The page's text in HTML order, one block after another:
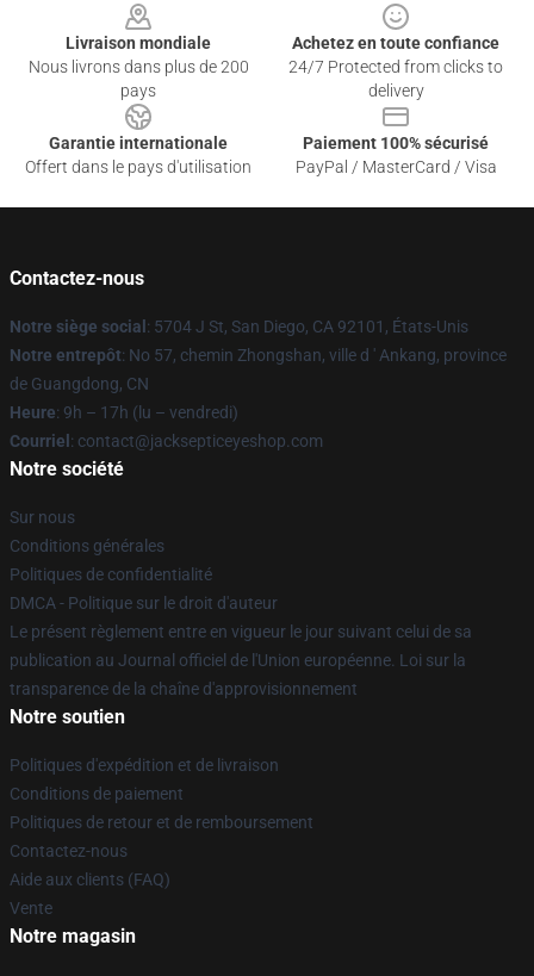
Livraison mondiale
Nous livrons dans plus de 200
pays
Achetez en toute confiance
24/7 Protected from clicks to
delivery
Garantie internationale
Offert dans le pays d'utilisation
Paiement 100% sécurisé
PayPal / MasterCard / Visa
Contactez-nous
Notre siège social : 5704 J St, San Diego, CA 92101, États-Unis
Notre entrepôt: No 57, chemin Zhongshan, ville d ' Ankang, province
de Guangdong, CN
Heure: 9h – 17h (lu – vendredi)
Courriel : contact@jacksepticeyeshop.com
Notre société
Sur nous
Conditions générales
Politiques de confidentialité
DMCA - Politique sur le droit d'auteur
Le présent règlement entre en vigueur le jour suivant celui de sa
publication au Journal officiel de l'Union européenne. Loi sur la
transparence de la chaîne d'approvisionnement
Notre soutien
Politiques d'expédition et de livraison
Conditions de paiement
Politiques de retour et de remboursement
Contactez-nous
Aide aux clients (FAQ)
Vente
Notre magasin